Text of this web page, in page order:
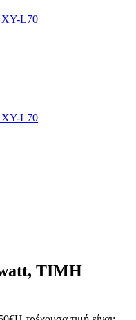
XY-L70
XY-L70
watt, ΤΙΜΗ